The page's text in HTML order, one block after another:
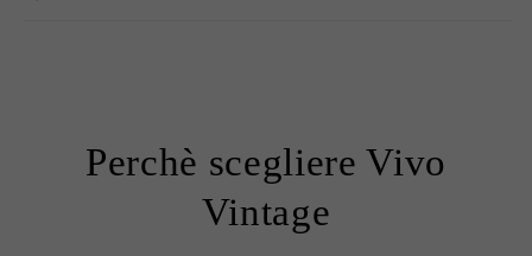
Perchè scegliere Vivo
Vintage